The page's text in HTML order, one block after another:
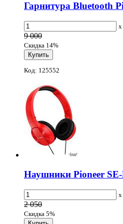
Гарнитура Bluetooth
x
9 000
Скидка 14%
Код: 125552
Наушники Pioneer
x
2 050
Скидка 5%